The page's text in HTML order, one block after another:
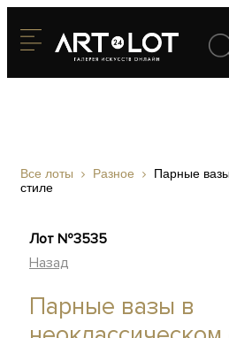
Все лоты Разное
Парные
стиле
Лот №3535
Назад
Парные вазы в